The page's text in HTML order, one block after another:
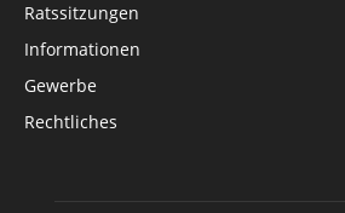
Ratssitzungen
Informationen
Gewerbe
Rechtliches